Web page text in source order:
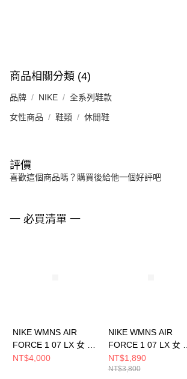
商品相關分類 (4)
品牌 NIKE 全系列鞋款
女性商品 鞋類 休閒鞋
評價
喜歡這個商品嗎？購買後給他一個好評吧
一 必買清單 一
NIKE WMNS AIR
FORCE 1 07 LX 女 休
閒鞋 IO7595211
NT$4,000
NIKE WMNS AIR
FORCE 1 07 LX 女 休
閒鞋 DQ5079001
NT$1,890
NT$3,800